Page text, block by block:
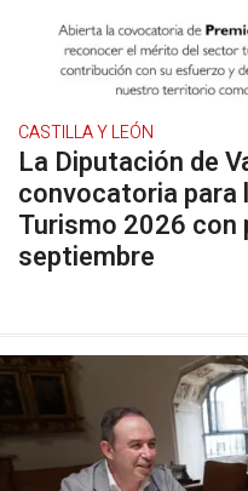
CASTILLA Y LEÓN
La Diputación de
convocatoria para
Turismo 2026 con
septiembre